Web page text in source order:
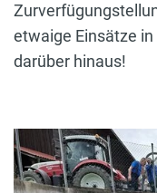
etwaige Einsätze
darüber hinaus!